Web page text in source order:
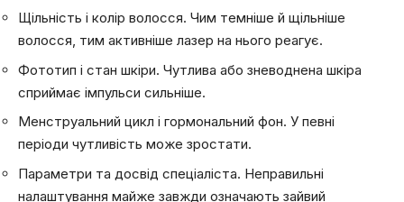
Щільність і колір волосся. Чим темніше й щільніше
волосся, тим активніше лазер на нього реагує.
Фототип і стан шкіри. Чутлива або зневоднена шкіра
сприймає імпульси сильніше.
Менструальний цикл і гормональний фон. У певні
періоди чутливість може зростати.
Параметри та досвід спеціаліста. Неправильні
налаштування майже завжди означають зайвий